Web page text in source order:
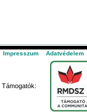
Impresszum Adatvédelem
Támogatók: